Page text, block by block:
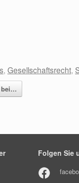
, Gesellschaftsrecht,
bei…
Folgen Sie